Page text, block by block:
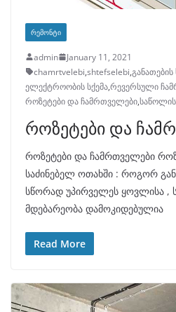
ᲠᲔᲛᲝᲜᲢᲘ
admin
January 11, 2021
chamrtvelebi,shtefselebi,განათების
ელექტროობის სქემა,რევერსული
როზეტები და ჩამრთველები,
როზეტები და
როზეტები და ჩამრთველები
საძინებელ ოთახში : როგორ
სწორად უპირველეს ყოვლისა ,
მდებარეობა დამოკიდებულია
Read More